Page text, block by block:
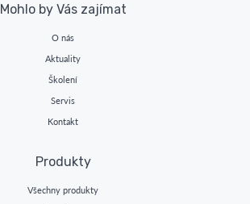
Mohlo by Vás zajímat
O nás
Aktuality
Školení
Servis
Kontakt
Produkty
Všechny produkty